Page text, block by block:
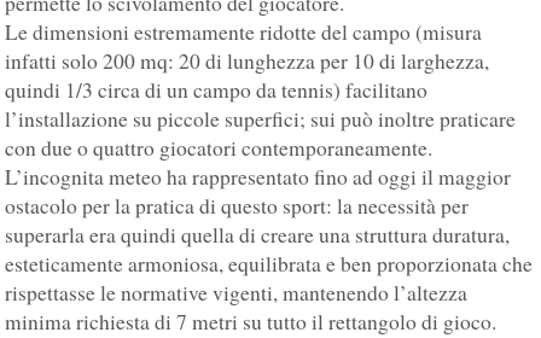
Le dimensioni estremamente ridotte del campo (misura
infatti solo 200 mq: 20 di lunghezza per 10 di larghezza,
quindi 1/3 circa di un campo da tennis) facilitano
l’installazione su piccole superfici; sui può inoltre praticare
con due o quattro giocatori contemporaneamente.
L’incognita meteo ha rappresentato fino ad oggi il maggior
ostacolo per la pratica di questo sport: la necessità per
superarla era quindi quella di creare una struttura duratura,
esteticamente armoniosa, equilibrata e ben proporzionata che
rispettasse le normative vigenti, mantenendo l’altezza
minima richiesta di 7 metri su tutto il rettangolo di gioco.